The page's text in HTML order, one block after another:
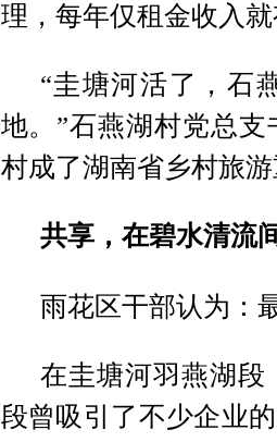
理，每年仅租金收入
“圭塘河活了，石
地。”石燕湖村党总
村成了湖南省乡村旅
共享，在碧水清流
雨花区干部认为：
在圭塘河羽燕湖段
段曾吸引了不少企业